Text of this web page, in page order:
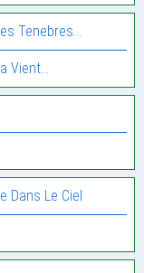
Tenebres…
Vient…
Dans Le Ciel